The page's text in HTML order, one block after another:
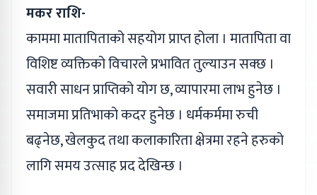
मकर राशि-
काममा मातापिताको सहयोग प्राप्त होला । मातापिता वा
विशिष्ट व्यक्तिको विचारले प्रभावित तुल्याउन सक्छ ।
सवारी साधन प्राप्तिको योग छ, व्यापारमा लाभ हुनेछ ।
समाजमा प्रतिभाको कदर हुनेछ । धर्मकर्ममा रुची
बढ्नेछ, खेलकुद तथा कलाकारिता क्षेत्रमा रहने हरुको
लागि समय उत्साह प्रद देखिन्छ ।